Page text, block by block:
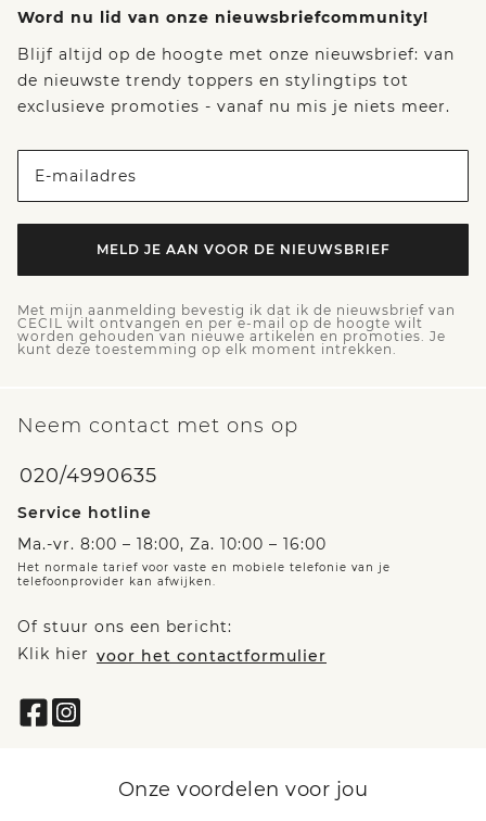
Word nu lid van onze nieuwsbriefcommunity!
Blijf altijd op de hoogte met onze nieuwsbrief: van
de nieuwste trendy toppers en stylingtips tot
exclusieve promoties - vanaf nu mis je niets meer.
E-mailadres
MELD JE AAN VOOR DE NIEUWSBRIEF
Met mijn aanmelding bevestig ik dat ik de nieuwsbrief van
CECIL wilt ontvangen en per e-mail op de hoogte wilt
worden gehouden van nieuwe artikelen en promoties. Je
kunt deze toestemming op elk moment intrekken.
Neem contact met ons op
020/4990635
Service hotline
Ma.-vr. 8:00 – 18:00, Za. 10:00 – 16:00
Het normale tarief voor vaste en mobiele telefonie van je
telefoonprovider kan afwijken.
Of stuur ons een bericht:
Klik hier voor het contactformulier
Onze voordelen voor jou